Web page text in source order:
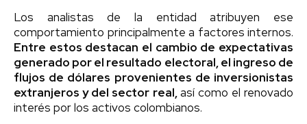
Los analistas de la entidad atribuyen ese
comportamiento principalmente a factores internos.
Entre estos destacan el cambio de expectativas
generado por el resultado electoral, el ingreso de
flujos de dólares provenientes de inversionistas
extranjeros y del sector real,así como el renovado
interés por los activos colombianos.